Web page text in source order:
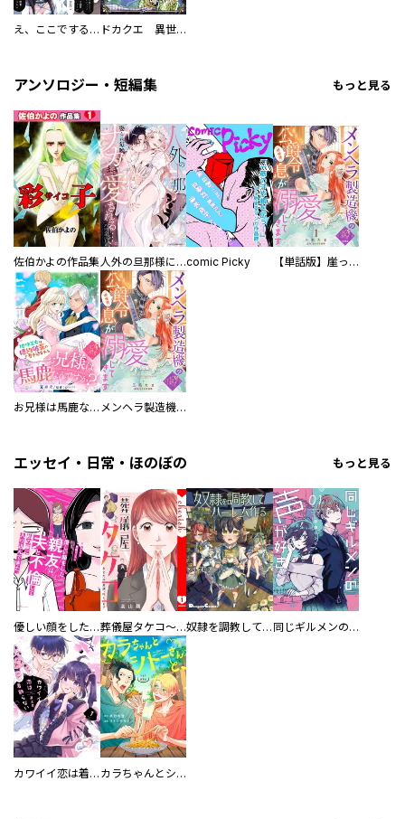
え、ここでするの？ アイドルのファンが知らない日常 ドカクエ 異世界ドカコッククエスト
アンソロジー・短編集 もっと見る
佐伯かよの作品集 人外の旦那様に娶られ毎晩ナカまで愛される…。アンソロジーcomic Picky 【単話版】崖っぷち令嬢ですが、意地と策略で幸せになります！シリーズ
お兄様は馬鹿なんですか？～地味王女は婚約破棄に巻き込まれる～ メンヘラ製造機の公爵令息（過保護）が溺愛してきます
エッセイ・日常・ほのぼの もっと見る
優しい顔をした親友は、夫と不倫して私の家に入り込んできた。 葬儀屋タケコ～あなたの最期、叶えます【電子単行本版】 奴隷を調教してハーレム作る 同じギルメンの声が好き
カワイイ恋は着飾らない カラちゃんとシトーさんと、 【分冊版】